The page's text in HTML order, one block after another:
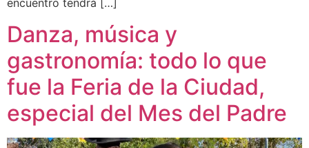
encuentro tendrá […]
Danza, música y
gastronomía: todo lo que
fue la Feria de la Ciudad,
especial del Mes del Padre